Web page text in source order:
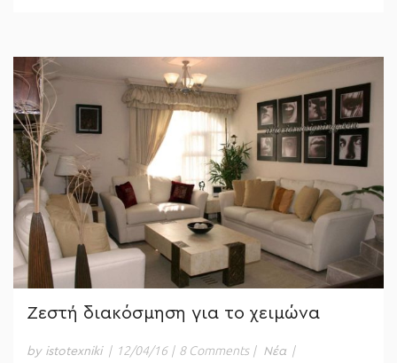
Ζεστή διακόσμηση για το χειμώνα
by istotexniki | 12/04/16 | 8 Comments | Νέα |